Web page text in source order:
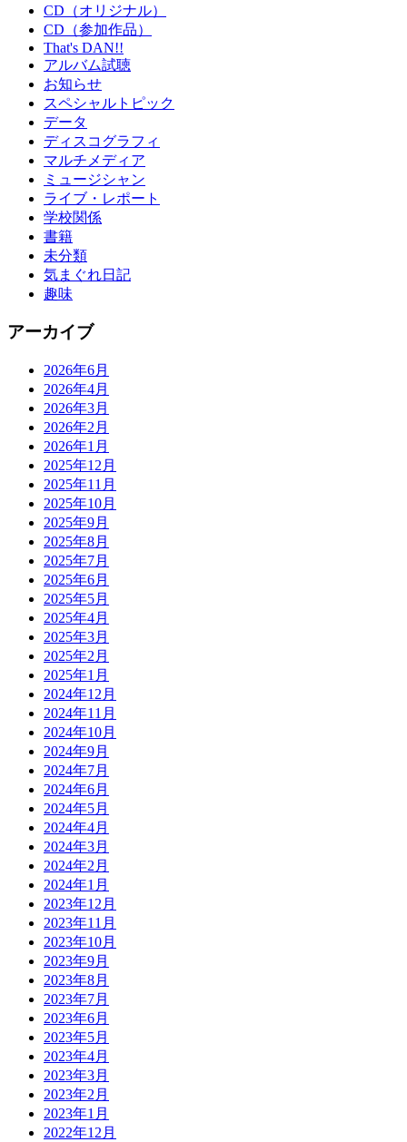
CD（オリジナル）
CD（参加作品）
That's DAN!!
アルバム試聴
お知らせ
スペシャルトピック
データ
ディスコグラフィ
マルチメディア
ミュージシャン
ライブ・レポート
学校関係
書籍
未分類
気まぐれ日記
趣味
アーカイブ
2026年6月
2026年4月
2026年3月
2026年2月
2026年1月
2025年12月
2025年11月
2025年10月
2025年9月
2025年8月
2025年7月
2025年6月
2025年5月
2025年4月
2025年3月
2025年2月
2025年1月
2024年12月
2024年11月
2024年10月
2024年9月
2024年7月
2024年6月
2024年5月
2024年4月
2024年3月
2024年2月
2024年1月
2023年12月
2023年11月
2023年10月
2023年9月
2023年8月
2023年7月
2023年6月
2023年5月
2023年4月
2023年3月
2023年2月
2023年1月
2022年12月